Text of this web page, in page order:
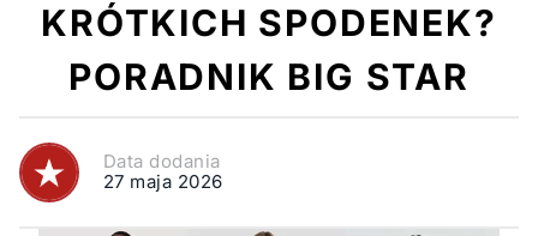
KRÓTKICH SPODENEK?
PORADNIK BIG STAR
Data dodania
27 maja 2026